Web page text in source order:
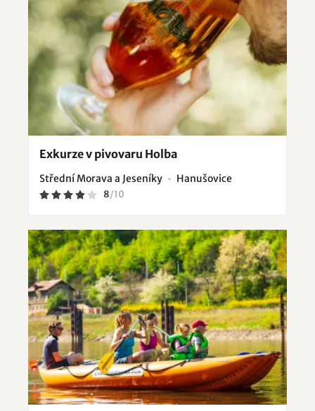
Exkurze v pivovaru Holba
Střední Morava a Jeseníky Hanušovice
8/10